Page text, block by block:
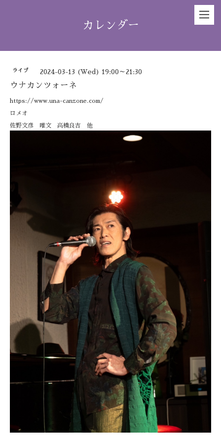
カレンダー
ライブ 2024-03-13 (Wed) 19:00～21:30
ウナカンツォーネ
https://www.una-canzone.com/
ロメオ
佐野文彦 唯文 高橋良吉 他